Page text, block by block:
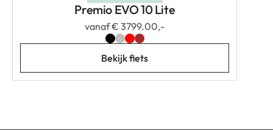
Premio EVO 10 Lite
vanaf € 3799.00,-
Bekijk fiets